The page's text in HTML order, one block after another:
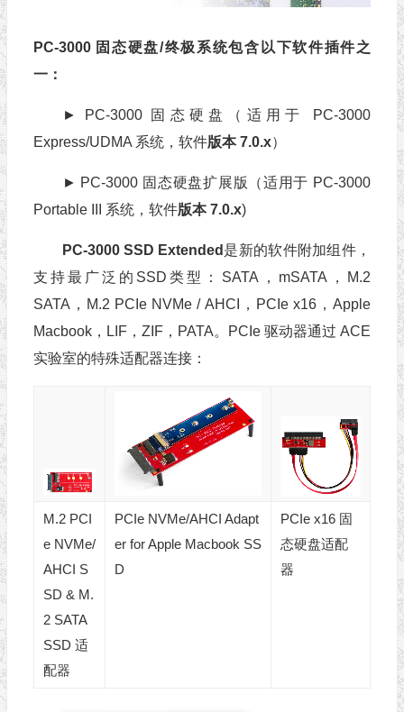
PC-3000 固态硬盘/终极系统包含以下软件插件之
一：
► PC-3000 固态硬盘（适用于 PC-3000
Express/UDMA 系统，软件版本 7.0.x）
► PC-3000 固态硬盘扩展版（适用于 PC-3000
Portable III 系统，软件版本 7.0.x)
PC-3000 SSD Extended 是新的软件附加组件，
支持最广泛的SSD类型：SATA，mSATA，M.2
SATA，M.2 PCIe NVMe / АHCI，PCIe x16，Apple
Macbook，LIF，ZIF，PATA。PCIe 驱动器通过 ACE
实验室的特殊适配器连接：
M.2 PCI
e NVMe/
AHCI S
SD & M.
2 SATA
SSD 适
配器
PCIe NVMe/AHCI Adapt
er for Apple Macbook SS
D
PCIe x16 固
态硬盘适配
器